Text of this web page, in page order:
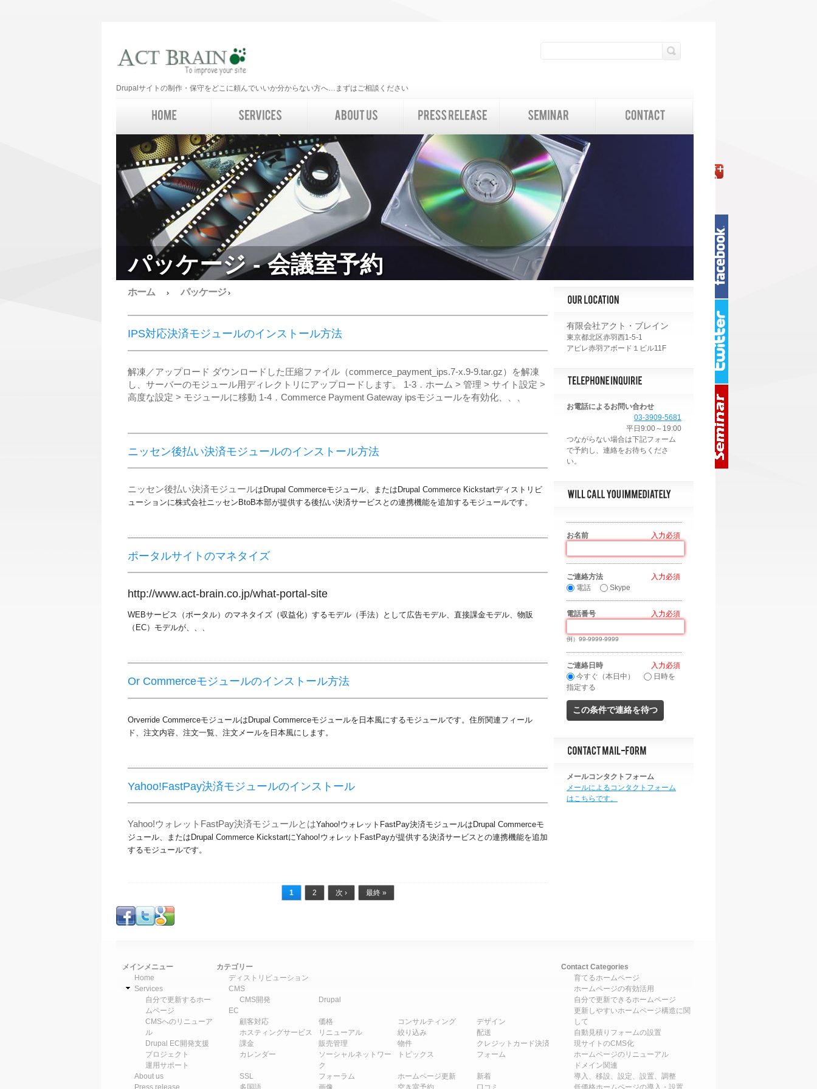
Drupalサイトの制作・保守をどこに頼んでいいか分からない方へ…まずはご相談ください
パッケージ - 会議室予約
有限会社アクト・ブレイン
東京都北区赤羽西1-5-1
アピレ赤羽アボード１ビル11F
お電話によるお問い合わせ
03-3909-5681
平日9:00～19:00
お名前
ご連絡方法
電話
Skype
電話番号
例）99-9999-9999
ご連絡日時
今すぐ（本日中）
日時を
指定する
メールコンタクトフォーム
メールによるコンタクトフォーム
はこちらです。
ホーム › パッケージ›
IPS対応決済モジュールのインストール方法
解凍／アップロード ダウンロードした圧縮ファイル（commerce_payment_ips.7-x.9-9.tar.gz）を解凍
し、サーバーのモジュール用ディレクトリにアップロードします。 1‐3．ホーム > 管理 > サイト設定 >
高度な設定 > モジュールに移動 1‐4．Commerce Payment Gateway ipsモジュールを有効化、、、
ニッセン後払い決済モジュールのインストール方法
ニッセン後払い決済モジュールはDrupal Commerceモジュール、またはDrupal Commerce Kickstartディストリビ
ューションに株式会社ニッセンBtoB本部が提供する後払い決済サービスとの連携機能を追加するモジュールです。
ポータルサイトのマネタイズ
http://www.act-brain.co.jp/what-portal-site
WEBサービス（ポータル）のマネタイズ（収益化）するモデル（手法）として広告モデル、 直接課金モデル、 物販
（EC）モデルが、、、
Or Commerceモジュールのインストール方法
Orverride CommerceモジュールはDrupal Commerceモジュールを日本風にするモジュールです。住所関連フィール
ド、注文内容、注文一覧、注文メールを日本風にします。
Yahoo!FastPay決済モジュールのインストール
Yahoo!ウォレットFastPay決済モジュールとはYahoo!ウォレットFastPay決済モジュールはDrupal Commerceモ
ジュール、またはDrupal Commerce KickstartにYahoo!ウォレットFastPayが提供する決済サービスとの連携機能を追加
するモジュールです。
1 2 次 › 最終 »
メインメニュー
Home
Services
自分で更新するホー
ムページ
CMSへのリニューア
ル
Drupal EC開発支援
プロジェクト
運用サポート
About us
カテゴリー
ディストリビューション
CMS
CMS開発
Drupal
EC
顧客対応
価格 コンサルティング
デザイン
ホスティングサービス
リニューアル 絞り込み
配送
課金
販売管理 物件
クレジットカード決済
カレンダー
ソーシャルネットワー
ク
トピックス フォーム
SSL フォーラム ホームページ更新
新着
Contact Categories
育てるホームページ
ホームページの有効活用
自分で更新できるホームページ
更新しやすいホームページ構造に関
して
自動見積りフォームの設置
現サイトのCMS化
ホームページのリニューアル
ドメイン関連
導入、移設、設定、設置、調整